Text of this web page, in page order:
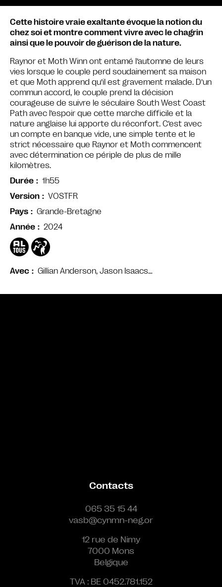
Avec Gillian Anderson, Jason Isaacs…
Cette histoire vraie exaltante évoque la notion du
chez soi et montre comment vivre avec le chagrin
ainsi que le pouvoir de guérison de la nature.
Raynor et Moth Winn ont entamé l’automne de leurs
vies lorsque le couple perd soudainement sa maison
et que Moth apprend qu’il est gravement malade. D’un
commun accord, le couple prend la décision
courageuse de suivre le séculaire South West Coast
Path avec l’espoir que cette marche difficile et la
nature anglaise lui apporte du réconfort. C’est avec
un compte en banque vide, une simple tente et le
strict nécessaire que Raynor et Moth commencent
avec détermination ce périple de plus de mille
kilomètres.
Durée
1h55
Version
VOSTFR
Pays
Grande-Bretagne
Année
2024
Contacts
065 35 15 44
vasb@cynmn-neg.or
12 rue de Nimy
7000 Mons
Belgique
TVA : BE 0452.781.152